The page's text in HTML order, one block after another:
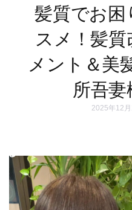
髪質でお困
スメ！髪質
メント＆美
所吾
2025年12月